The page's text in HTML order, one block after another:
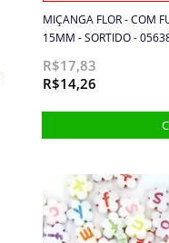
MIÇANGA FLOR - COM
15MM - SORTIDO -
R$17,83
R$14,26